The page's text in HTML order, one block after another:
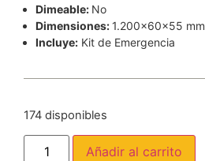
Dimeable: No
Dimensiones: 1.200x60x55 mm
Incluye: Kit de Emergencia
174 disponibles
Añadir al carrito